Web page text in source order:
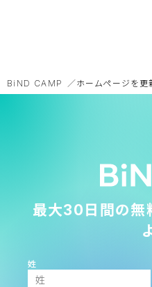
BiND CAMP
最大30日間の無
姓